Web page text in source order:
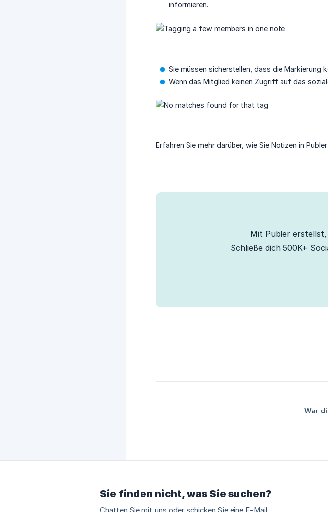
informieren.
Sie müssen sicherstellen, dass die Markierung
Wenn das Mitglied keinen Zugriff auf das
Erfahren Sie mehr darüber, wie Sie Notizen in
Mit Publer
Schließe dich 500K+
War
Sie finden nicht, was Sie suchen?
Chatten Sie mit uns oder schicken Sie eine E-Mail